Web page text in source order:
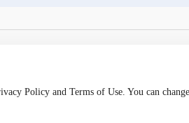
Policy and Terms of Use. You can